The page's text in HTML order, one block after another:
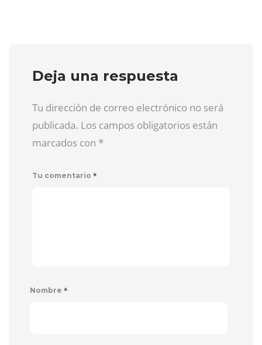
Deja una respuesta
Tu dirección de correo electrónico no será
publicada. Los campos obligatorios están
marcados con *
Tu comentario *
Nombre *